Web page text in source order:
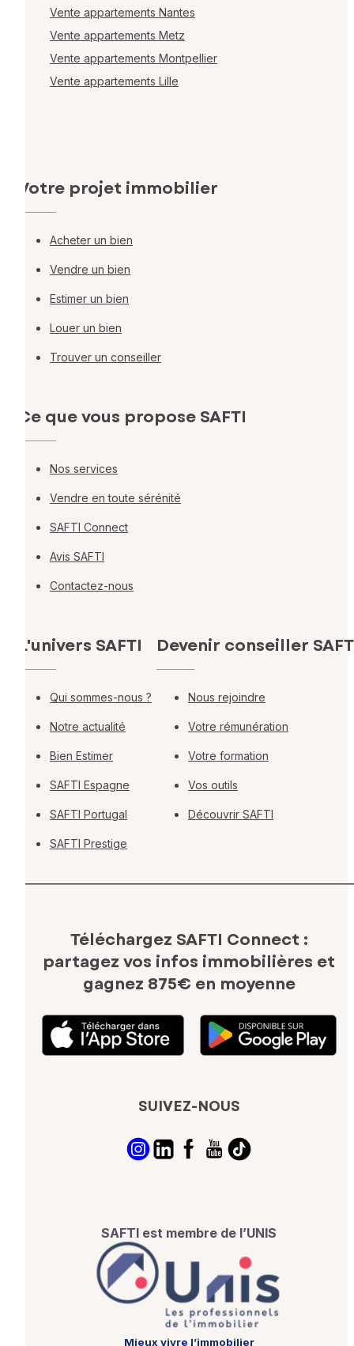
Vente appartements Nantes
Vente appartements Metz
Vente appartements Montpellier
Vente appartements Lille
Votre projet immobilier
Acheter un bien
Vendre un bien
Estimer un bien
Louer un bien
Trouver un conseiller
Ce que vous propose SAFTI
Nos services
Vendre en toute sérénité
SAFTI Connect
Avis SAFTI
Contactez-nous
L'univers SAFTI
Qui sommes-nous ?
Notre actualité
Bien Estimer
SAFTI Espagne
SAFTI Portugal
SAFTI Prestige
Devenir conseiller
Nous rejoindre
Votre rémunération
Votre formation
Vos outils
Découvrir SAFTI
Téléchargez SAFTI Connect :
partagez vos infos immobilières et
gagnez 875€ en moyenne
SUIVEZ-NOUS
SAFTI est membre de l’UNIS
Mieux vivre l’immobilier